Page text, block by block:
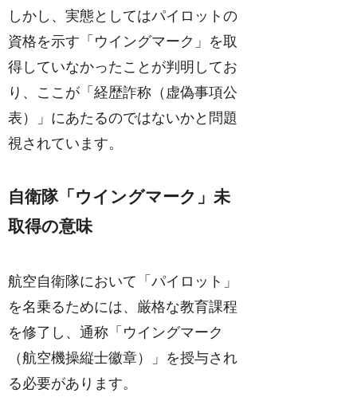
しかし、実態としてはパイロットの
資格を示す「ウイングマーク」を取
得していなかったことが判明してお
り、ここが「経歴詐称（虚偽事項公
表）」にあたるのではないかと問題
視されています。
自衛隊「ウイングマーク」未
取得の意味
航空自衛隊において「パイロット」
を名乗るためには、厳格な教育課程
を修了し、通称「ウイングマーク
（航空機操縦士徽章）」を授与され
る必要があります。